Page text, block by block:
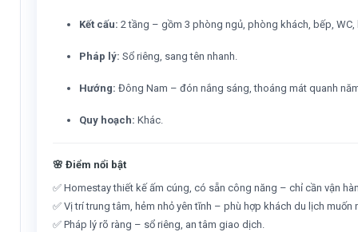
Kết cấu: 2 tầng – gồm 3 phòng ngủ, phòng khách, bếp,
Pháp lý: Sổ riêng, sang tên nhanh.
Hướng: Đông Nam – đón nắng sáng, thoáng mát quanh
Quy hoạch: Khác.
🌸Điểm nổi bật
✅ Homestay thiết kế ấm cúng, có sẵn công năng – chỉ cần vận
✅ Vị trí trung tâm, hẻm nhỏ yên tĩnh – phù hợp khách du lịch muốn
✅ Pháp lý rõ ràng – sổ riêng, an tâm giao dịch.